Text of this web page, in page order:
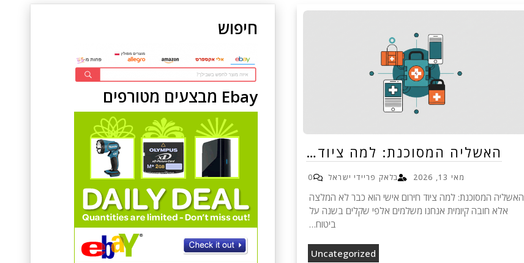
האשליה המסוכנת: למה ציוד…
מאי 13, 2026 בלאק פריידי ישראל 0
האשליה המסוכנת: למה ציוד חירום אישי הוא כבר לא המלצה
אלא חובה קיומית אנחנו משלמים אלפי שקלים בשנה על
ביטוח…
Uncategorized
חיפוש
Ebay מבצעים מטורפים